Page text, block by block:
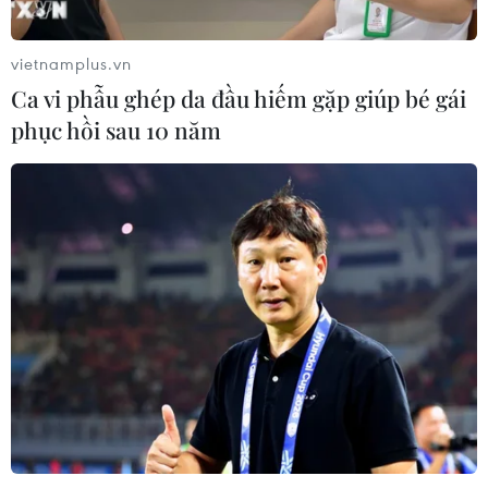
CƠ QUAN CHỦ QUẢN: THÔNG TẤN XÃ VIỆT NAM
Tổng Biên tập: TRẦN TIẾN DUẨN
Phó Tổng Biên tập: NGUYỄN THỊ TÁM, KHÚC THANH
THỦY
Sở hữu trí tuệ
Quy định sử dụng
RSS
Hỗ trợ
Ngôn ngữ
TTXVN
Dịch vụ tin
Quảng cáo
vietnamplus.vn
Ca vi phẫu ghép da đầu hiếm gặp giúp bé gái
phục hồi sau 10 năm